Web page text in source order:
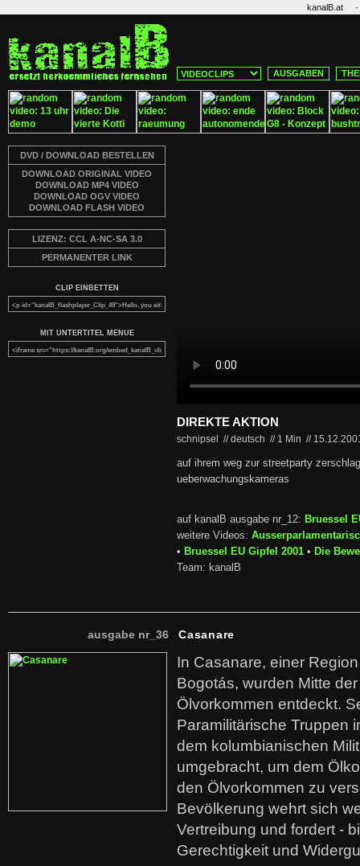
kanalB.at ·
AUSGABEN
DVD / DOWNLOAD BESTELLEN
DOWNLOAD ORIGINAL VIDEO
DOWNLOAD MP4 VIDEO
DOWNLOAD OGV VIDEO
DOWNLOAD FLASH VIDEO
LIZENZ: CCL A-NC-SA 3.0
PERMANENTER LINK
CLIP EINBETTEN
MIT UNTERTITEL MENUE
DIREKTE AKTION
schnipsel // deutsch // 1 Min //
auf ihrem weg zur streetparty
ueberwachungskameras
auf kanalB ausgabe nr_12: Bruessel
weitere Videos:
• Bruessel EU Gipfel 2001 • Die
Team: kanalB
ausgabe nr_36 Casanare
In Casanare, einer
Bogotás, wurden Mitte
Ölvorkommen entdeckt.
Paramilitärische Truppen
dem kolumbianischen
umgebracht, um dem
den Ölvorkommen zu
Bevölkerung wehrt sich
Vertreibung und fordert -
Gerechtigkeit und